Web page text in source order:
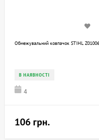
Обмежувальний ковпачок STIHL
В НАЯВНОСТІ
4
106 грн.